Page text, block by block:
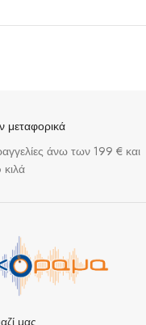
μεταφορικά
άνω των 199 € και
κιλά